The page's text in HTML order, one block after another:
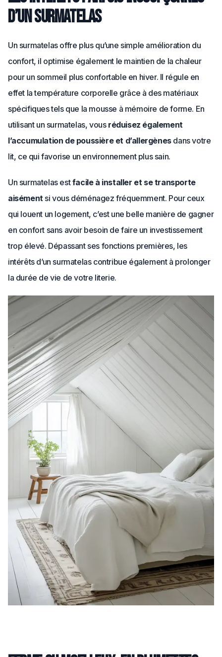
d’un surmatelas
Un surmatelas offre plus qu’une simple amélioration du
confort, il optimise également le maintien de la chaleur
pour un sommeil plus confortable en hiver. Il régule en
effet la température corporelle grâce à des matériaux
spécifiques tels que la mousse à mémoire de forme. En
utilisant un surmatelas, vous réduisez également
l’accumulation de poussière et d’allergènesdans votre
lit, ce qui favorise un environnement plus sain.
Un surmatelas estfacile à installer et se transporte
aisémentsi vous déménagez fréquemment. Pour ceux
qui louent un logement, c’est une belle manière de gagner
en confort sans avoir besoin de faire un investissement
trop élevé. Dépassant ses fonctions premières, les
intérêts d’un surmatelas contribue également à prolonger
la durée de vie de votre literie.